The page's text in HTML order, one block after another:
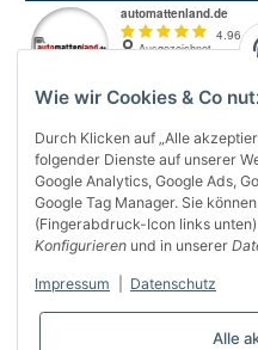
Wie wir Cookies & Co
Durch Klicken auf „Alle
folgender Dienste auf unserer
Google Analytics, Google Ads,
Google Tag Manager. Sie
(Fingerabdruck-Icon links
Konfigurieren und in unserer
Impressum Datenschutz
Alle
Über uns
Informationen
Gesetzliches